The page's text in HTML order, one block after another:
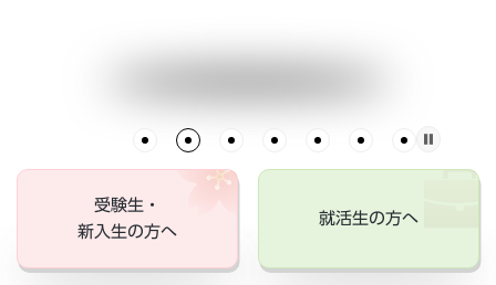
受験生・
新入生の方へ
就活生の方へ